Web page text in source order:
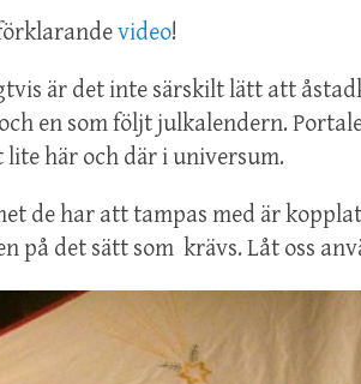
video!
är det inte särskilt lätt att
en som följt julkalendern.
lite här och där i universum.
de har att tampas med är
på det sätt som krävs. Låt oss